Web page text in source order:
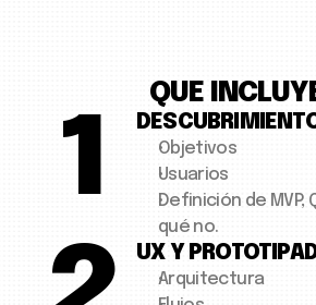
QUE
1
Objetivos
Usuarios
Definición de MVP,
qué no.
UX Y
Arquitectura